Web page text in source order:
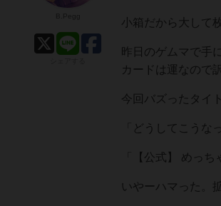
小箱だから大して
昨日のゲムマで手
カードは運なので
今回バズったタイ
「どうしてこうな
「【公式】 めっち
いやーハマった。